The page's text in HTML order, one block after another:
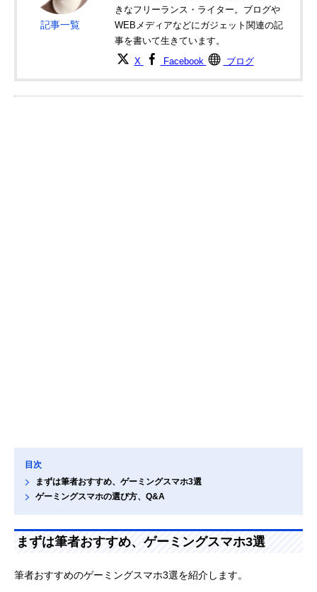
記事一覧
きなフリーランス・ライター。ブログや
WEBメディアなどにガジェット関連の記
事を書いて生きています。
X Facebook ブログ
目次
まずは筆者おすすめ、ゲーミングスマホ3選
ゲーミングスマホの選び方、Q&A
まずは筆者おすすめ、ゲーミングスマホ3選
筆者おすすめのゲーミングスマホ3選を紹介します。